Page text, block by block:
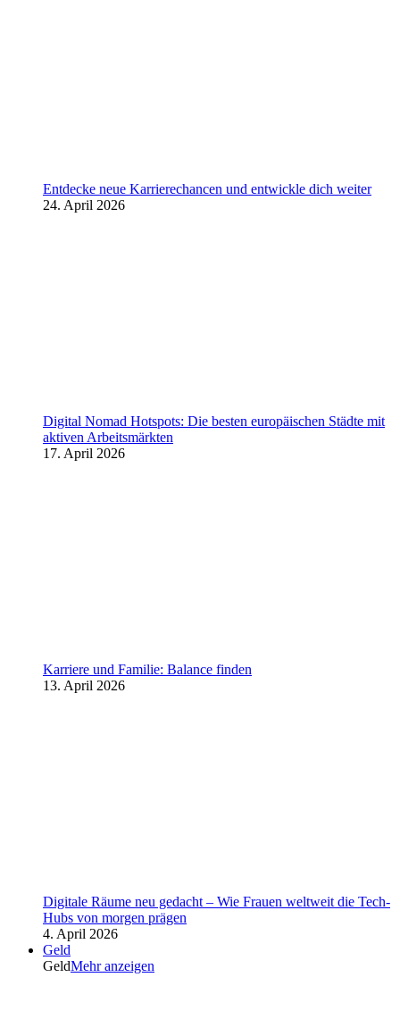
Entdecke neue Karrierechancen und entwickle dich weiter
24. April 2026
Digital Nomad Hotspots: Die besten europäischen Städte mit
aktiven Arbeitsmärkten
17. April 2026
Karriere und Familie: Balance finden
13. April 2026
Digitale Räume neu gedacht – Wie Frauen weltweit die Tech-
Hubs von morgen prägen
4. April 2026
Geld
GeldMehr anzeigen